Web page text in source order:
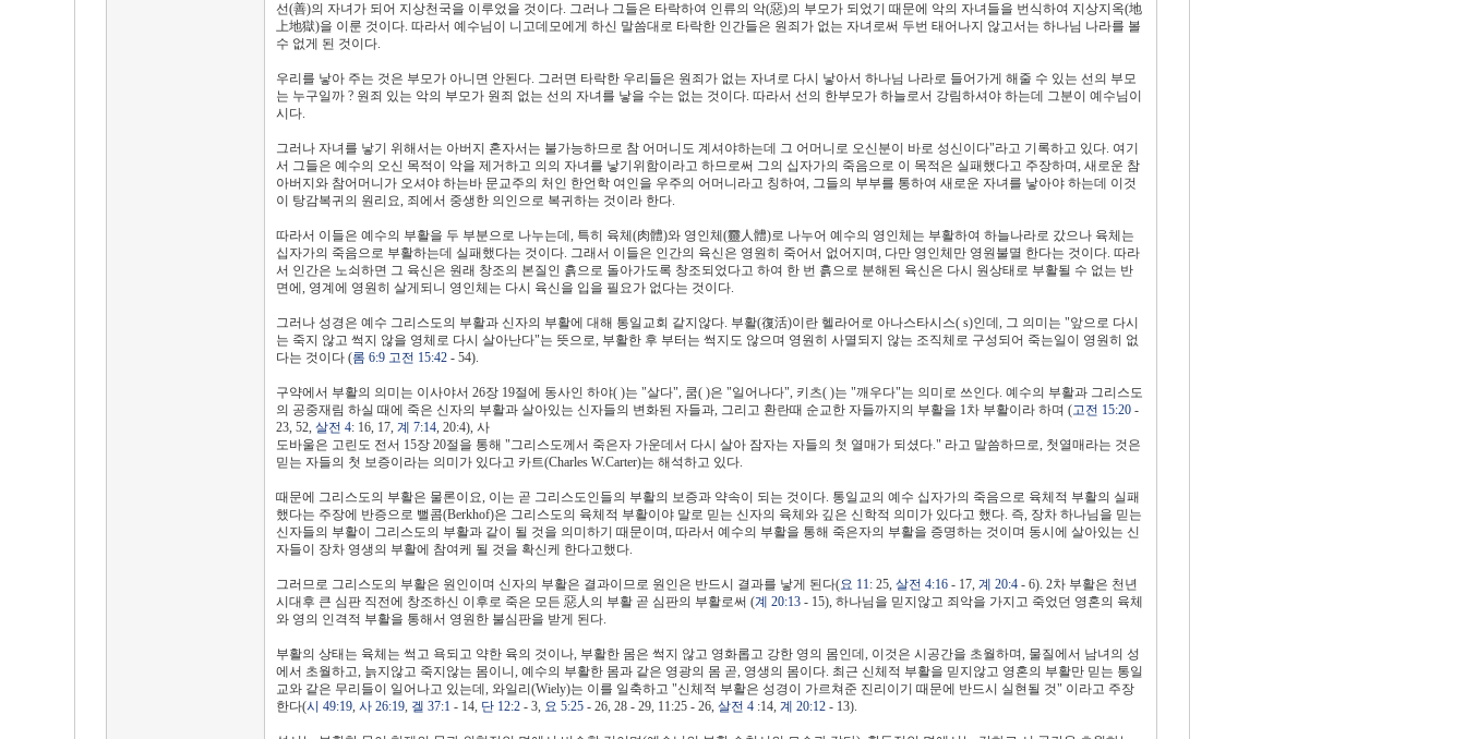
선(善)의 자녀가 되어 지상천국을 이루었을 것이다. 그러나 그들은 타락하여 인류의 악(惡)의 부모가 되었기 때문에 악의 자녀들을 번식하여 지상지옥(地
上地獄)을 이룬 것이다. 따라서 예수님이 니고데모에게 하신 말씀대로 타락한 인간들은 원죄가 없는 자녀로써 두번 태어나지 않고서는 하나님 나라를 볼
수 없게 된 것이다.
우리를 낳아 주는 것은 부모가 아니면 안된다. 그러면 타락한 우리들은 원죄가 없는 자녀로 다시 낳아서 하나님 나라로 들어가게 해줄 수 있는 선의 부모
는 누구일까 ? 원죄 있는 악의 부모가 원죄 없는 선의 자녀를 낳을 수는 없는 것이다. 따라서 선의 한부모가 하늘로서 강림하셔야 하는데 그분이 예수님이
시다.
그러나 자녀를 낳기 위해서는 아버지 혼자서는 불가능하므로 참 어머니도 계셔야하는데 그 어머니로 오신분이 바로 성신이다"라고 기록하고 있다. 여기
서 그들은 예수의 오신 목적이 악을 제거하고 의의 자녀를 낳기위함이라고 하므로써 그의 십자가의 죽음으로 이 목적은 실패했다고 주장하며, 새로운 참
아버지와 참어머니가 오셔야 하는바 문교주의 처인 한언학 여인을 우주의 어머니라고 칭하여, 그들의 부부를 통하여 새로운 자녀를 낳아야 하는데 이것
이 탕감복귀의 원리요, 죄에서 중생한 의인으로 복귀하는 것이라 한다.
따라서 이들은 예수의 부활을 두 부분으로 나누는데, 특히 육체(肉體)와 영인체(靈人體)로 나누어 예수의 영인체는 부활하여 하늘나라로 갔으나 육체는
십자가의 죽음으로 부활하는데 실패했다는 것이다. 그래서 이들은 인간의 육신은 영원히 죽어서 없어지며, 다만 영인체만 영원불멸 한다는 것이다. 따라
서 인간은 노쇠하면 그 육신은 원래 창조의 본질인 흙으로 돌아가도록 창조되었다고 하여 한 번 흙으로 분해된 육신은 다시 원상태로 부활될 수 없는 반
면에, 영계에 영원히 살게되니 영인체는 다시 육신을 입을 필요가 없다는 것이다.
그러나 성경은 예수 그리스도의 부활과 신자의 부활에 대해 통일교회 같지않다. 부활(復活)이란 헬라어로 아나스타시스( s)인데, 그 의미는 "앞으로 다시
는 죽지 않고 썩지 않을 영체로 다시 살아난다"는 뜻으로, 부활한 후 부터는 썩지도 않으며 영원히 사멸되지 않는 조직체로 구성되어 죽는일이 영원히 없
다는 것이다 (롬 6:9 고전 15:42 - 54).
구약에서 부활의 의미는 이사야서 26장 19절에 동사인 하야( )는 "살다", 쿰( )은 "일어나다", 키츠( )는 "깨우다"는 의미로 쓰인다. 예수의 부활과 그리스도
의 공중재림 하실 때에 죽은 신자의 부활과 살아있는 신자들의 변화된 자들과, 그리고 환란때 순교한 자들까지의 부활을 1차 부활이라 하며 (고전 15:20 -
23, 52, 살전 4: 16, 17, 계 7:14, 20:4), 사
도바울은 고린도 전서 15장 20절을 통해 "그리스도께서 죽은자 가운데서 다시 살아 잠자는 자들의 첫 열매가 되셨다." 라고 말씀하므로, 첫열매라는 것은
믿는 자들의 첫 보증이라는 의미가 있다고 카트(Charles W.Carter)는 해석하고 있다.
때문에 그리스도의 부활은 물론이요, 이는 곧 그리스도인들의 부활의 보증과 약속이 되는 것이다. 통일교의 예수 십자가의 죽음으로 육체적 부활의 실패
했다는 주장에 반증으로 뻘콤(Berkhof)은 그리스도의 육체적 부활이야 말로 믿는 신자의 육체와 깊은 신학적 의미가 있다고 했다. 즉, 장차 하나님을 믿는
신자들의 부활이 그리스도의 부활과 같이 될 것을 의미하기 때문이며, 따라서 예수의 부활을 통해 죽은자의 부활을 증명하는 것이며 동시에 살아있는 신
자들이 장차 영생의 부활에 참여케 될 것을 확신케 한다고했다.
그러므로 그리스도의 부활은 원인이며 신자의 부활은 결과이므로 원인은 반드시 결과를 낳게 된다(요 11: 25, 살전 4:16 - 17, 계 20:4 - 6). 2차 부활은 천년
시대후 큰 심판 직전에 창조하신 이후로 죽은 모든 惡人의 부활 곧 심판의 부활로써 (계 20:13 - 15), 하나님을 믿지않고 죄악을 가지고 죽었던 영혼의 육체
와 영의 인격적 부활을 통해서 영원한 불심판을 받게 된다.
부활의 상태는 육체는 썩고 욕되고 약한 육의 것이나, 부활한 몸은 썩지 않고 영화롭고 강한 영의 몸인데, 이것은 시공간을 초월하며, 물질에서 남녀의 성
에서 초월하고, 늙지않고 죽지않는 몸이니, 예수의 부활한 몸과 같은 영광의 몸 곧, 영생의 몸이다. 최근 신체적 부활을 믿지않고 영혼의 부활만 믿는 통일
교와 같은 무리들이 일어나고 있는데, 와일리(Wiely)는 이를 일축하고 "신체적 부활은 성경이 가르쳐준 진리이기 때문에 반드시 실현될 것" 이라고 주장
한다(시 49:19, 사 26:19, 겔 37:1 - 14, 단 12:2 - 3, 요 5:25 - 26, 28 - 29, 11:25 - 26, 살전 4 :14, 계 20:12 - 13).